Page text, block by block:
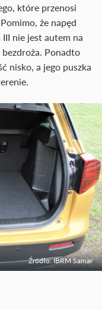
które przenosi
że napęd
nie jest autem na
Ponadto
nisko, a jego puszka
Źródło: IBRM Samar